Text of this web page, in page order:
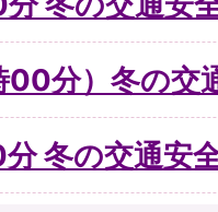
00分）冬の
冬の交通安